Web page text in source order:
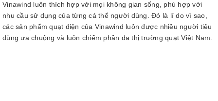
Vinawind luôn thích hợp với mọi không gian sống, phù hợp với
nhu cầu sử dụng của từng cá thể người dùng. Đó là lí do vì sao,
các sản phẩm quạt điện của Vinawind luôn được nhiều người tiêu
dùng ưa chuộng và luôn chiếm phần đa thị trường quạt Việt Nam.